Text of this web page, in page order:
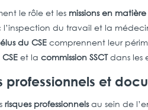
le rôle et les missions en
l’inspection du travail et la
du CSE comprennent leur
et lacommission SSCTdans les
et
risques professionnelsau sein de